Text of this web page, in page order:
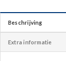
Beschrijving
Extra informatie